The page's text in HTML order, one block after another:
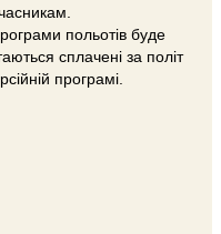
польотів буде
сплачені за політ
програмі.